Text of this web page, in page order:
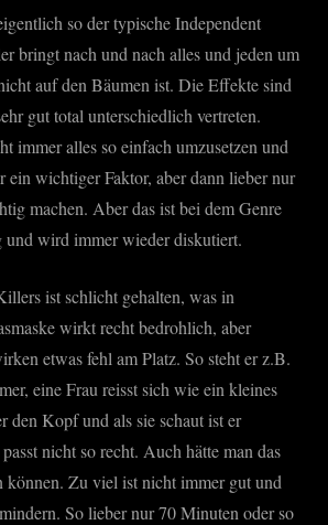
so der typische Independent
bringt nach und nach alles und jeden um
auf den Bäumen ist. Die Effekte sind
gut total unterschiedlich vertreten.
immer alles so einfach umzusetzen und
ein wichtiger Faktor, aber dann lieber nur
machen. Aber das ist bei dem Genre
und wird immer wieder diskutiert.
ist schlicht gehalten, was in
wirkt recht bedrohlich, aber
etwas fehl am Platz. So steht er z.B.
eine Frau reisst sich wie ein kleines
den Kopf und als sie schaut ist er
nicht so recht. Auch hätte man das
können. Zu viel ist nicht immer gut und
So lieber nur 70 Minuten oder so